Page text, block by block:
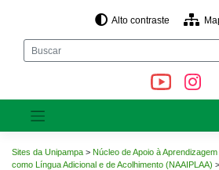
Alto contraste
Sites da Unipampa > Núcleo de Apoio à
como Língua Adicional e de Acolhimento (NAAIPLAA) >